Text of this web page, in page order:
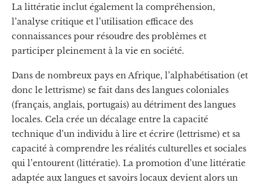
La littératie inclut également la compréhension,
l’analyse critique et l’utilisation efficace des
connaissances pour résoudre des problèmes et
participer pleinement à la vie en société.
Dans de nombreux pays en Afrique, l’alphabétisation (et
donc le lettrisme) se fait dans des langues coloniales
(français, anglais, portugais) au détriment des langues
locales. Cela crée un décalage entre la capacité
technique d’un individu à lire et écrire (lettrisme) et sa
capacité à comprendre les réalités culturelles et sociales
qui l’entourent (littératie). La promotion d’une littératie
adaptée aux langues et savoirs locaux devient alors un